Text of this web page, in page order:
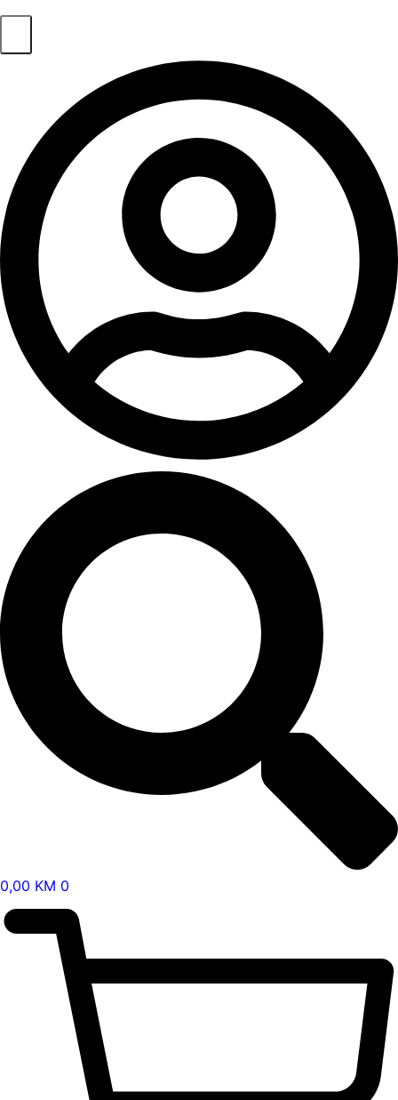
0,00 KM 0